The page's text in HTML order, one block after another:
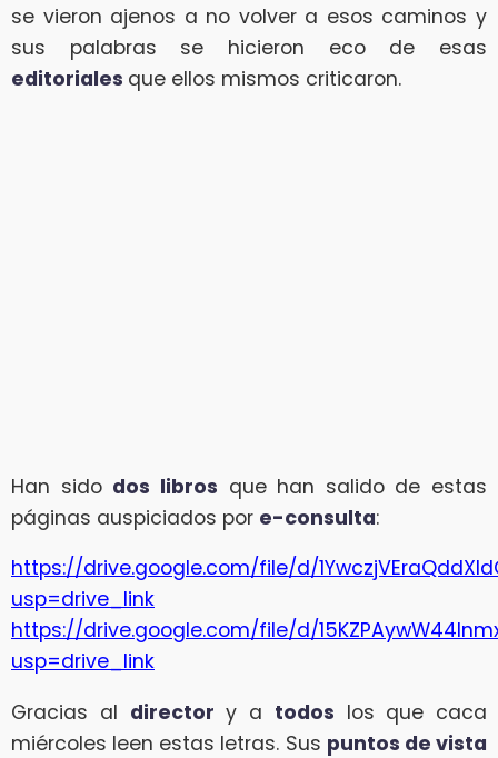
se vieron ajenos a no volver a esos caminos y
sus palabras se hicieron eco de esas
editoriales que ellos mismos criticaron.
Han sido dos libros que han salido de estas
páginas auspiciados por e-consulta:
https://drive.google.com/file/d/
usp=drive_link
https://drive.google.com/file/d/
usp=drive_link
Gracias al director y a todos los que caca
miércoles leen estas letras. Sus puntos de vista